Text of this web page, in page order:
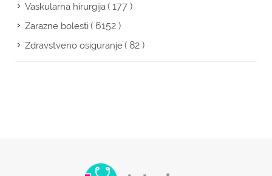
Vaskularna hirurgija( 177 )
Zarazne bolesti( 6152 )
Zdravstveno osiguranje( 82 )